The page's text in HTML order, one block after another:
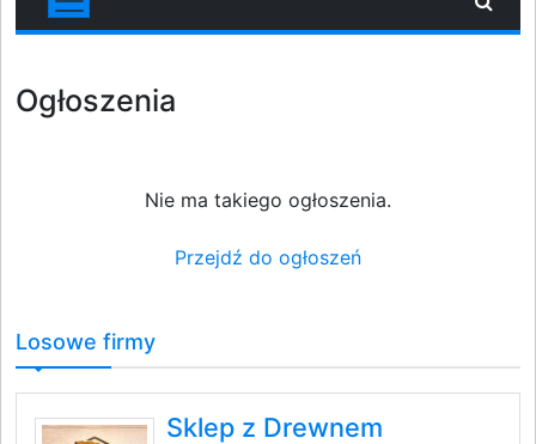
Ogłoszenia
Nie ma takiego ogłoszenia.
Przejdź do ogłoszeń
Losowe firmy
Sklep z Drewnem